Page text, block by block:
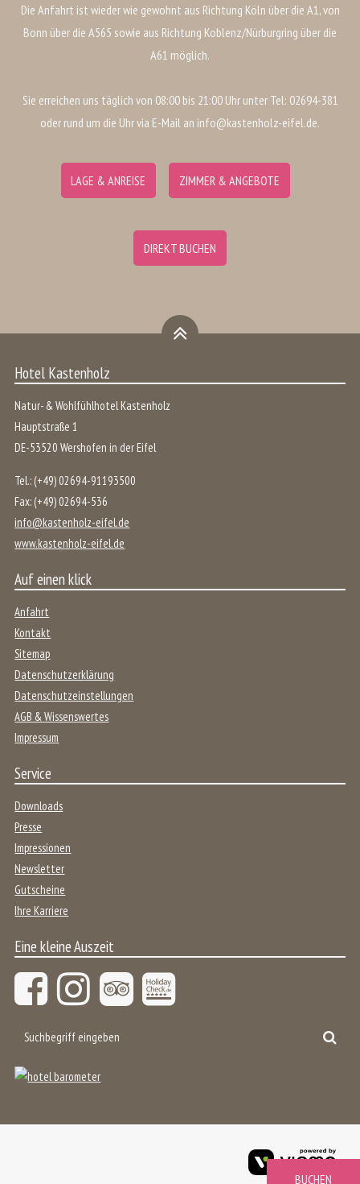
Die Anfahrt ist wieder wie gewohnt aus Richtung Köln über die A1, von
Bonn über die A565 sowie aus Richtung Koblenz/Nürburgring über die
A61 möglich.
Sie erreichen uns täglich von 08:00 bis 21:00 Uhr unter Tel: 02694-381
oder rund um die Uhr via E-Mail an info@kastenholz-eifel.de.
LAGE & ANREISE ZIMMER & ANGEBOTE
DIREKT BUCHEN
Hotel Kastenholz
Natur- & Wohlfühlhotel Kastenholz
Hauptstraße 1
DE-53520 Wershofen in der Eifel
Tel.: (+49) 02694-91193500
Fax: (+49) 02694-536
info@kastenholz-eifel.de
www.kastenholz-eifel.de
Auf einen klick
Anfahrt
Kontakt
Sitemap
Datenschutzerklärung
Datenschutzeinstellungen
AGB & Wissenswertes
Impressum
Service
Downloads
Presse
Impressionen
Newsletter
Gutscheine
Ihre Karriere
Eine kleine Auszeit
Suchbegriff
vioma